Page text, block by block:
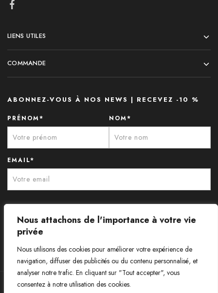
Nous attachons de l'importance à votre vie
privée
Nous utilisons des cookies pour améliorer votre expérience de
navigation, diffuser des publicités ou du contenu personnalisé, et
analyser notre trafic. En cliquant sur "Tout accepter", vous
consentez à notre utilisation des cookies.
LIENS UTILES
COMMANDE
ABONNEZ-VOUS À NOS NEWS | RECEVEZ -10 %
PRÉNOM* NOM*
EMAIL*
© Aux Caprices de Madeleine - Tous droits réservés.